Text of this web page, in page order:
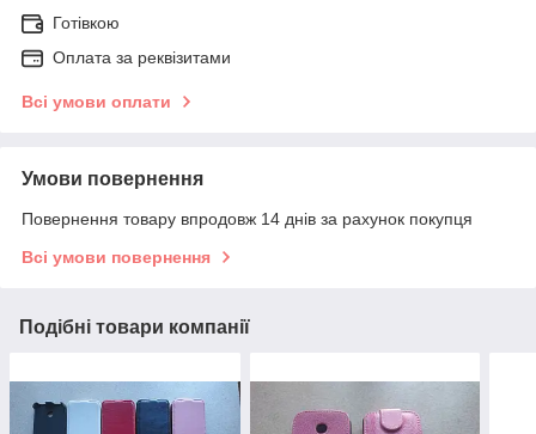
Готівкою
Оплата за реквізитами
Всі умови оплати
Умови повернення
Повернення товару впродовж 14 днів за рахунок покупця
Всі умови повернення
Подібні товари компанії